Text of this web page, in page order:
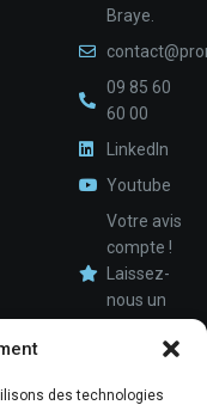
des technologies
Braye.
09 85 60
60 00
LinkedIn
Youtube
Votre avis
compte !
Laissez-
nous un